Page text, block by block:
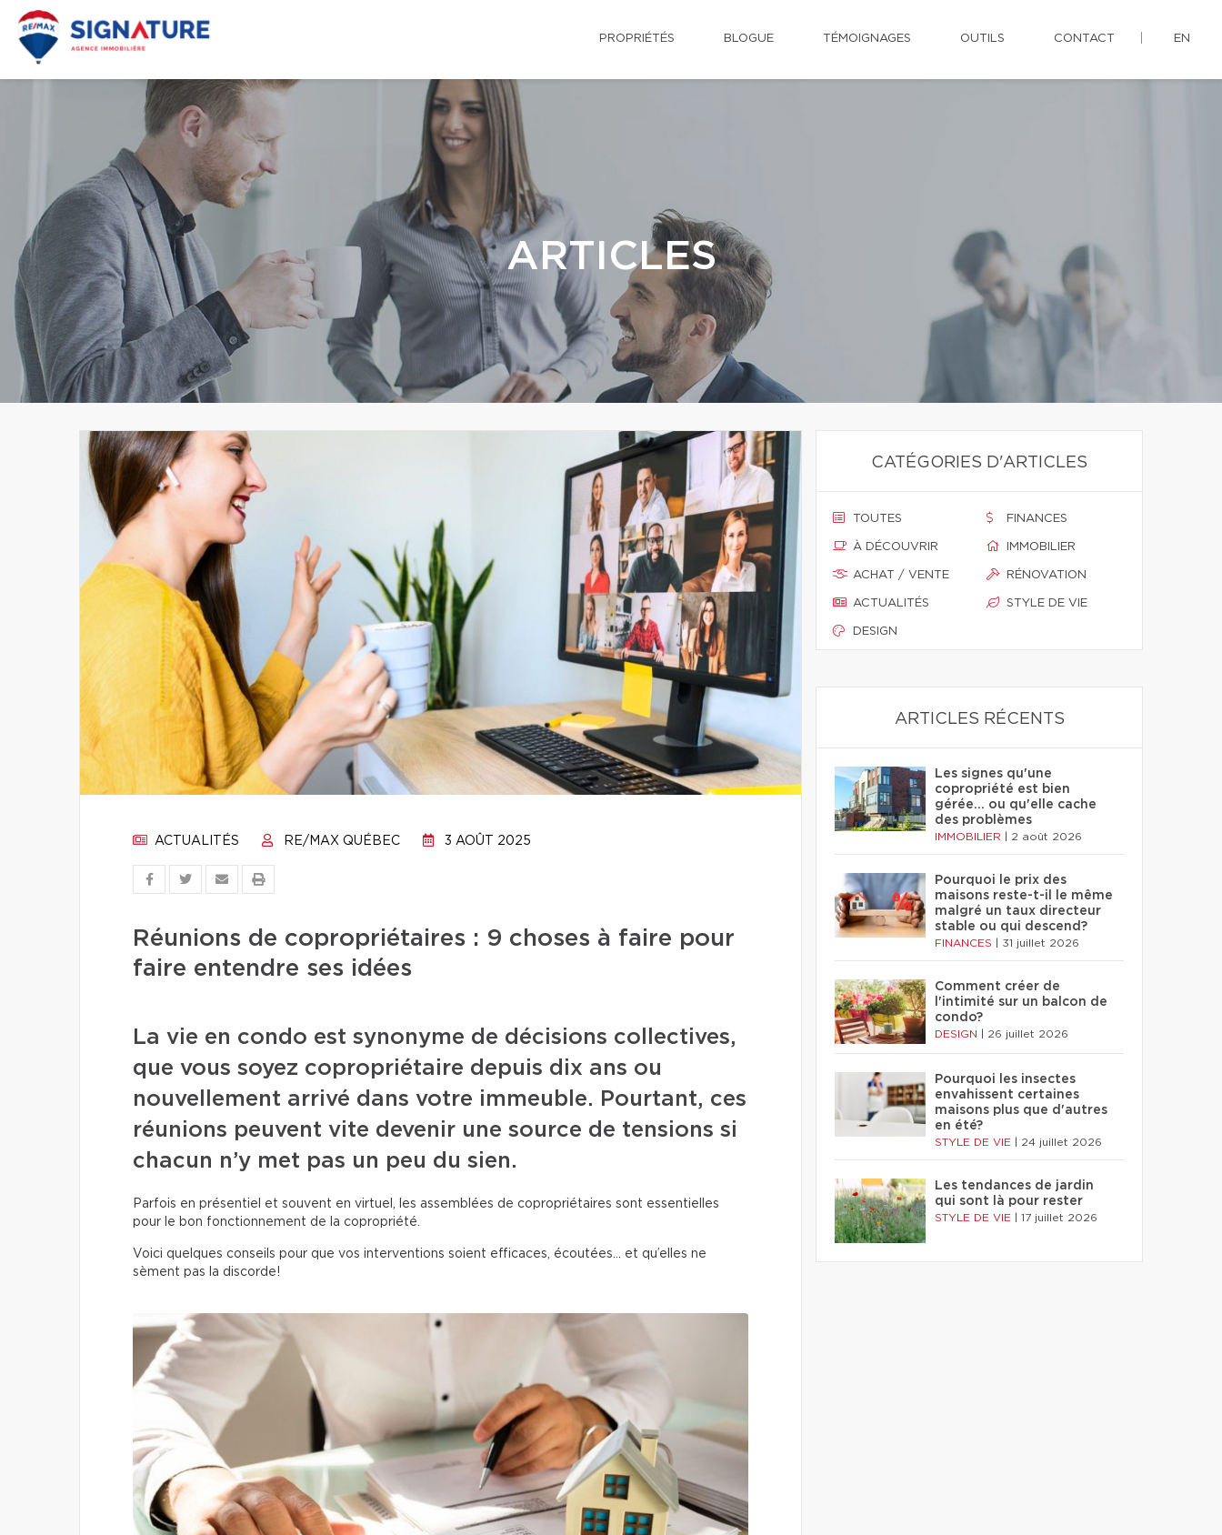
PROPRIÉTÉS BLOGUE TÉMOIGNAGES OUTILS CONTACT EN
ARTICLES
ACTUALITÉS RE/MAX QUÉBEC 3 AOÛT 2025
Réunions de copropriétaires : 9 choses à faire pour
faire entendre ses idées
La vie en condo est synonyme de décisions collectives,
que vous soyez copropriétaire depuis dix ans ou
nouvellement arrivé dans votre immeuble. Pourtant, ces
réunions peuvent vite devenir une source de tensions si
chacun n’y met pas un peu du sien.
Parfois en présentiel et souvent en virtuel, les assemblées de copropriétaires sont essentielles
pour le bon fonctionnement de la copropriété.
Voici quelques conseils pour que vos interventions soient efficaces, écoutées… et qu’elles ne
sèment pas la discorde!
CATÉGORIES D'ARTICLES
TOUTES
À DÉCOUVRIR
ACHAT / VENTE
ACTUALITÉS
DESIGN
FINANCES
IMMOBILIER
RÉNOVATION
STYLE DE VIE
ARTICLES RÉCENTS
Les signes qu'une
copropriété est bien
gérée… ou qu'elle cache
des problèmes
IMMOBILIER 2 août 2026
Pourquoi le prix des
maisons reste-t-il le même
malgré un taux directeur
stable ou qui descend?
FINANCES 31 juillet 2026
Comment créer de
l'intimité sur un balcon de
condo?
DESIGN 26 juillet 2026
Pourquoi les insectes
envahissent certaines
maisons plus que d'autres
en été?
STYLE DE VIE 24 juillet 2026
Les tendances de jardin
qui sont là pour rester
STYLE DE VIE 17 juillet 2026